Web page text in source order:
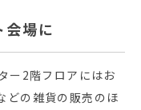
場に
ー2階フロアにはお
どの雑貨の販売のほ